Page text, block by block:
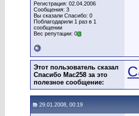
Регистрация: 02.04.2006
Сообщения: 3
Вы сказали Спасибо: 0
Поблагодарили 1 раз в 1
сообщении
Вес репутации: 0
Этот пользователь сказал
Спасибо Мас258 за это
полезное сообщение:
29.01.2008, 00:19